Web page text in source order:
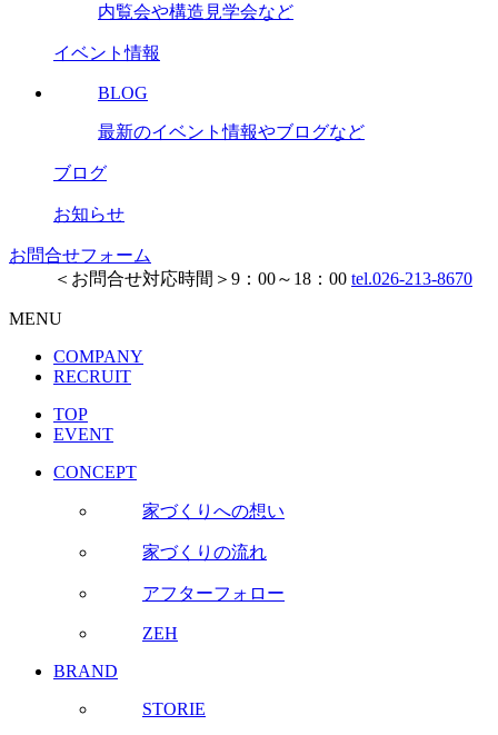
内覧会や構造見学会など
イベント情報
BLOG
最新のイベント情報やブログなど
ブログ
お知らせ
お問合せフォーム
＜お問合せ対応時間＞9：00～18：00 tel.026-213-8670
MENU
COMPANY
RECRUIT
TOP
EVENT
CONCEPT
家づくりへの想い
家づくりの流れ
アフターフォロー
ZEH
BRAND
STORIE